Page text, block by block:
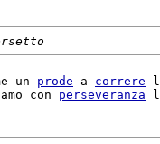
un prode a correre
con perseveranza